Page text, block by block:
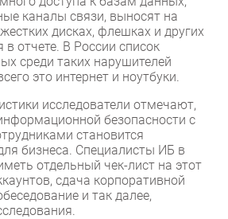
каналы связи, выносят на
дисках, флешках и других
в отчете. В России список
среди таких нарушителей
это интернет и ноутбуки.
исследователи отмечают,
безопасности с
становится
бизнеса. Специалисты ИБ в
отдельный чек-лист на этот
сдача корпоративной
и так далее,